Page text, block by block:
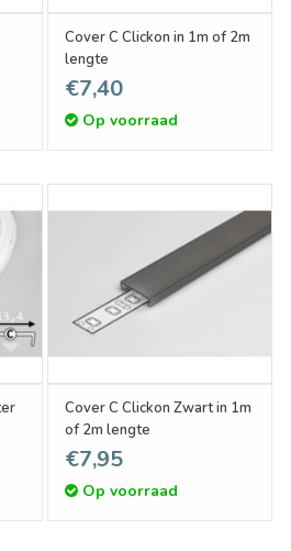
Cover C Clickon in 1m of 2m
lengte
€7,40
Op voorraad
Cover C Clickon Zwart in 1m
of 2m lengte
€7,95
Op voorraad